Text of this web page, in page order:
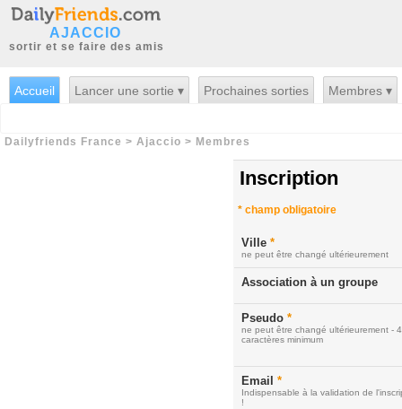
AJACCIO
sortir et se faire des amis
Accueil Lancer une sortie ▾ Prochaines sorties Membres ▾
Dailyfriends France > Ajaccio > Membres
Inscription
* champ obligatoire
Ville *
ne peut être changé ultérieurement
Association à un groupe
Pseudo *
ne peut être changé ultérieurement - 4
caractères minimum
Email *
Indispensable à la validation de
!